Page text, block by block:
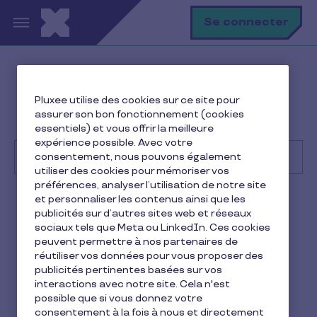
Aller au contenu principal Se connecter
Contact et assistance
Qui contacter en cas de problème ?
Recherche
Client Pluxee Cadeaux
Qui contacter en cas de
problème ?
1 min de lecture 11 février 2026
Pluxee utilise des cookies sur ce site pour
assurer son bon fonctionnement (cookies
essentiels) et vous offrir la meilleure
expérience possible. Avec votre
consentement, nous pouvons également
utiliser des cookies pour mémoriser vos
préférences, analyser l’utilisation de notre site
et personnaliser les contenus ainsi que les
publicités sur d’autres sites web et réseaux
sociaux tels que Meta ou LinkedIn. Ces cookies
peuvent permettre à nos partenaires de
réutiliser vos données pour vous proposer des
publicités pertinentes basées sur vos
interactions avec notre site. Cela n'est
possible que si vous donnez votre
consentement à la fois à nous et directement